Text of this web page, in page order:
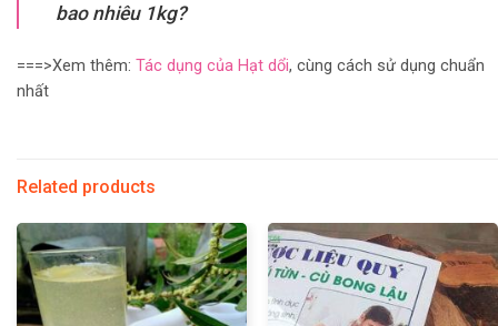
bao nhiêu 1kg?
===>Xem thêm: Tác dụng của Hạt dổi, cùng cách sử dụng chuẩn
nhất
Related products